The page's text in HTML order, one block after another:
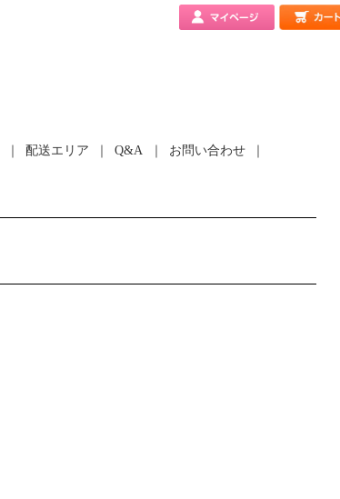
配送エリア Q&A お問い合わせ